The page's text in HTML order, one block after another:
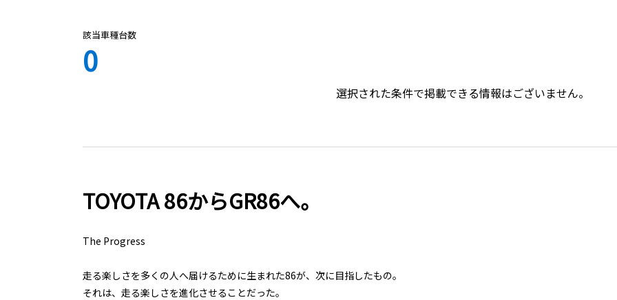
該当車種台数
0
選択された条件で掲載できる情報はございません。
TOYOTA 86からGR86へ。
The Progress
⾛る楽しさを多くの⼈へ届けるために生まれた86が、次に目指したもの。
それは、走る楽しさを進化させることだった。